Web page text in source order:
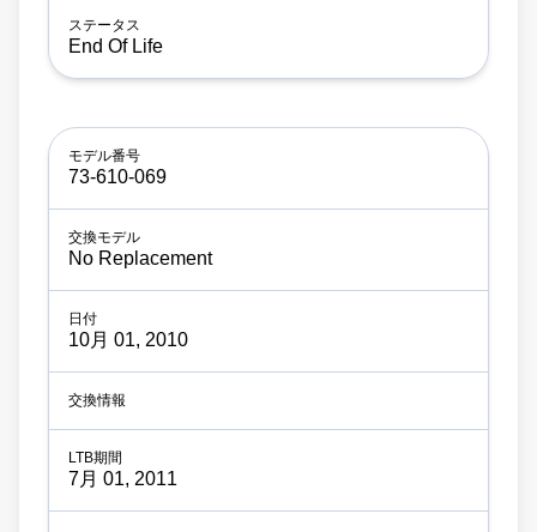
End Of Life
73-610-069
No Replacement
10月 01, 2010
7月 01, 2011